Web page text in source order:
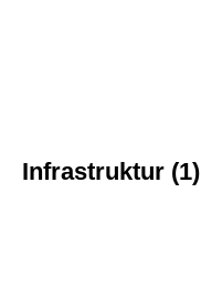
Infrastruktur (1)